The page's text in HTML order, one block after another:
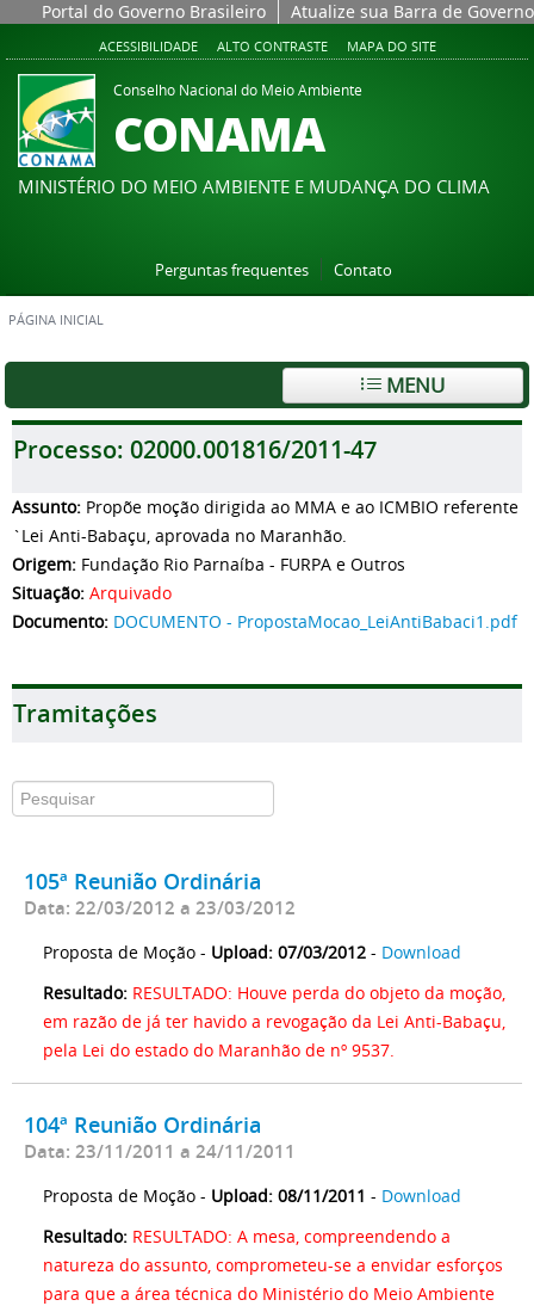
Portal do Governo Brasileiro Atualize sua Barra de Governo
ACESSIBILIDADE ALTO CONTRASTE MAPA DO SITE
Conselho Nacional do Meio Ambiente
CONAMA
MINISTÉRIO DO MEIO AMBIENTE E MUDANÇA DO CLIMA
Perguntas frequentes Contato
PÁGINA INICIAL
MENU
Processo: 02000.001816/2011-47
Assunto: Propõe moção dirigida ao MMA e ao ICMBIO referente
`Lei Anti-Babaçu, aprovada no Maranhão.
Origem: Fundação Rio Parnaíba - FURPA e Outros
Situação: Arquivado
Documento: DOCUMENTO - PropostaMocao_LeiAntiBabaci1.pdf
Tramitações
105ª Reunião Ordinária
Data: 22/03/2012 a 23/03/2012
Proposta de Moção - Upload: 07/03/2012 - Download
Resultado: RESULTADO: Houve perda do objeto da moção,
em razão de já ter havido a revogação da Lei Anti-Babaçu,
pela Lei do estado do Maranhão de nº 9537.
104ª Reunião Ordinária
Data: 23/11/2011 a 24/11/2011
Proposta de Moção - Upload: 08/11/2011 - Download
Resultado: RESULTADO: A mesa, compreendendo a
natureza do assunto, comprometeu-se a envidar esforços
para que a área técnica do Ministério do Meio Ambiente